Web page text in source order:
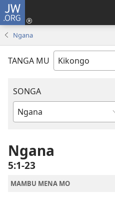
JW.ORG
Ngana
TANGA MU
SONGA
Bible
Ngana
5:1-23
MAMBU MENA MO